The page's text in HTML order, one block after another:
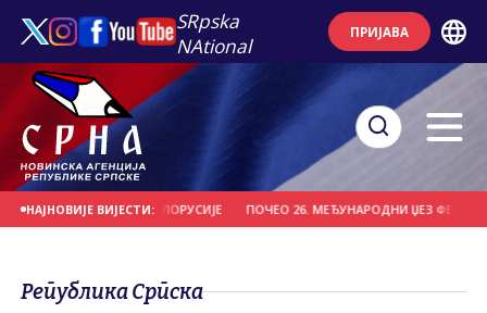
SRpska
NAtional
ПРИЈАВА
НАЈНОВИЈЕ ВИЈЕСТИ:
"ВИТЕБСК" ИЗ БЈЕЛОРУСИЈЕ ПОЧЕО 26. МЕЂУНАРОДНИ ЏЕЗ ФЕСТИВАЛ
Република Српска